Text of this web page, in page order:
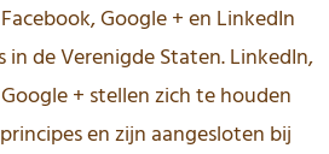
Google + en LinkedIn
in de Verenigde Staten. LinkedIn,
+ stellen zich te houden
en zijn aangesloten bij